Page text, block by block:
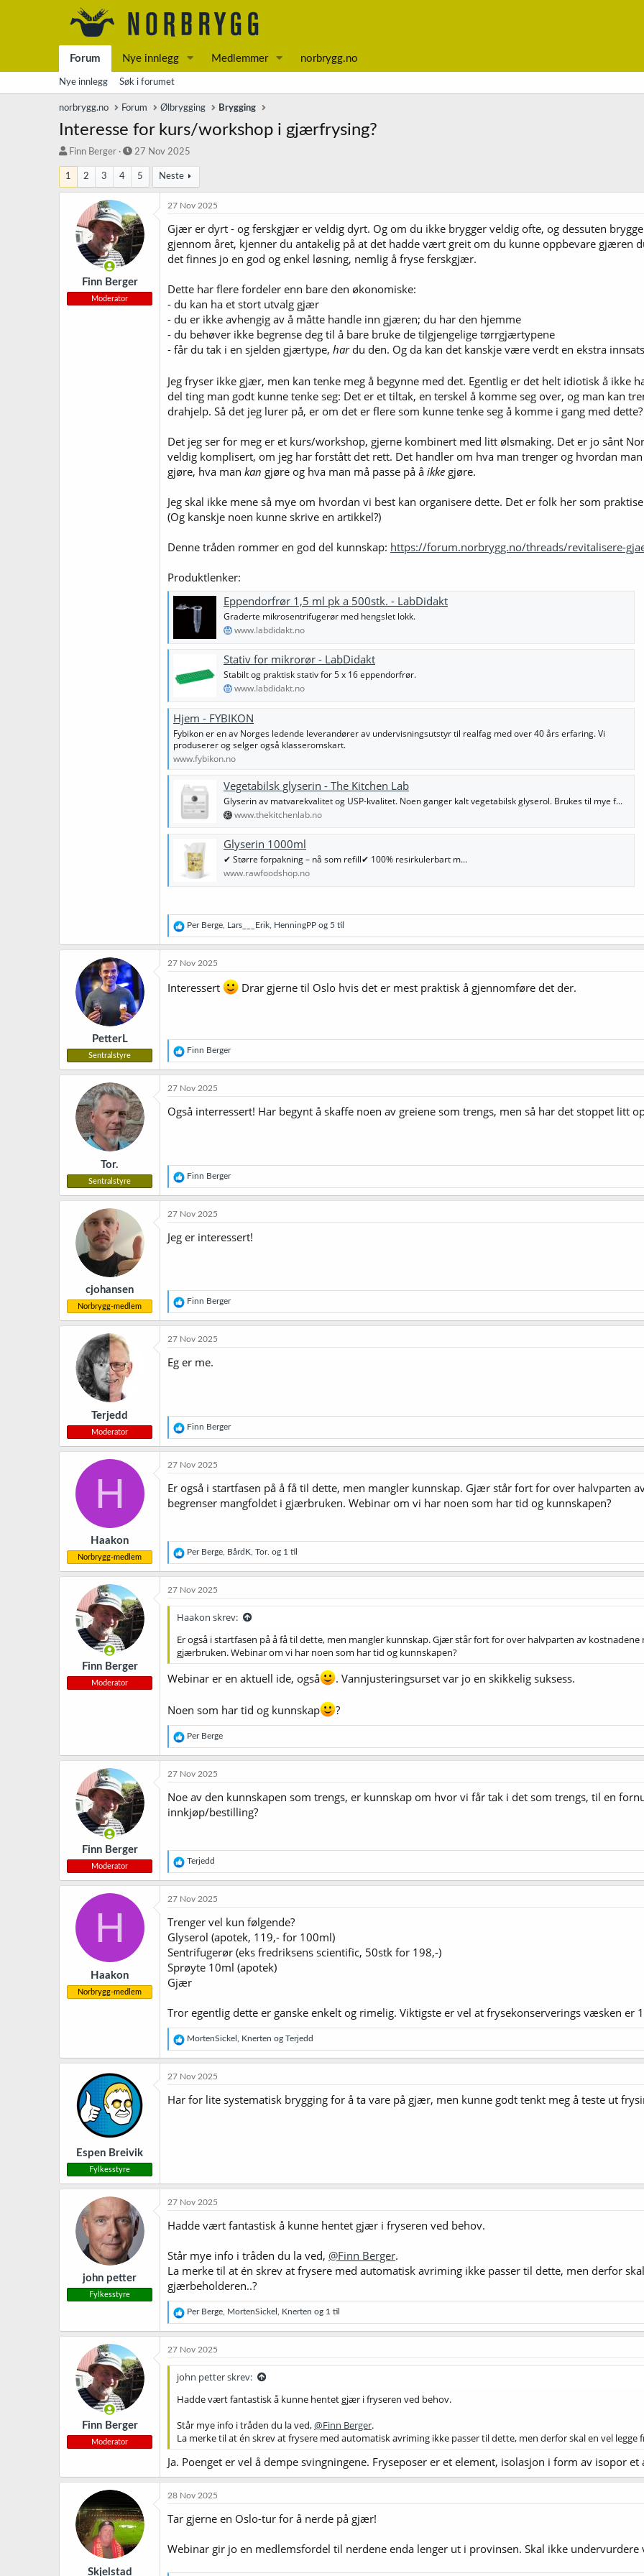
Forum Nye innlegg Medlemmer norbrygg.no
Nye innlegg Søk i forumet
norbrygg.no Forum Ølbrygging Brygging
Interesse for kurs/workshop i gjærfrysing?
T
r
å
d
Finn Berger
S
r
d
a
t
o
27 Nov 2025
1 2 3 4 5 Neste
Finn Berger
Moderator
27 Nov 2025
Gjær er dyrt - og ferskgjær er veldig dyrt. Og om du ikke brygger veldig ofte, og dessuten
gjennom året, kjenner du antakelig på at det hadde vært greit om du kunne oppbevare gjæren
det finnes jo en god og enkel løsning, nemlig å fryse ferskgjær.
Dette har flere fordeler enn bare den økonomiske:
- du kan ha et stort utvalg gjær
- du er ikke avhengig av å måtte handle inn gjæren; du har den hjemme
- du behøver ikke begrense deg til å bare bruke de tilgjengelige tørrgjærtypene
- får du tak i en sjelden gjærtype, har du den. Og da kan det kanskje være verdt en ekstra
Jeg fryser ikke gjær, men kan tenke meg å begynne med det. Egentlig er det helt idiotisk å ikke
del ting man godt kunne tenke seg: Det er et tiltak, en terskel å komme seg over, og man kan
drahjelp. Så det jeg lurer på, er om det er flere som kunne tenke seg å komme i gang med dette?
Det jeg ser for meg er et kurs/workshop, gjerne kombinert med litt ølsmaking. Det er jo sånt
veldig komplisert, om jeg har forstått det rett. Det handler om hva man trenger og hvordan
gjøre, hva man kan gjøre og hva man må passe på å ikke gjøre.
Jeg skal ikke mene så mye om hvordan vi best kan organisere dette. Det er folk her som
(Og kanskje noen kunne skrive en artikkel?)
Denne tråden rommer en god del kunnskap: https://forum.norbrygg.no/threads/revitalisere-
Produktlenker:
Eppendorfrør 1,5 ml pk a 500stk. - LabDidakt
Graderte mikrosentrifugerør med hengslet lokk.
www.labdidakt.no
Stativ for mikrorør - LabDidakt
Stabilt og praktisk stativ for 5 x 16 eppendorfrør.
www.labdidakt.no
Hjem - FYBIKON
Fybikon er en av Norges ledende leverandører av undervisningsutstyr til realfag med over 40 års erfaring. Vi
produserer og selger også klasseromskart.
www.fybikon.no
Vegetabilsk glyserin - The Kitchen Lab
Glyserin av matvarekvalitet og USP-kvalitet. Noen ganger kalt vegetabilsk glyserol. Brukes til mye f...
www.thekitchenlab.no
Glyserin 1000ml
✔ Større forpakning – nå som refill✔ 100% resirkulerbart m...
www.rawfoodshop.no
R
e
a
o
:
Per Berge Lars___Erik HenningPP og 5 til
PetterL
Sentralstyre
27 Nov 2025
Interessert Drar gjerne til Oslo hvis det er mest praktisk å gjennomføre det der.
R
e
a
:
Finn Berger
Tor.
Sentralstyre
27 Nov 2025
Også interressert! Har begynt å skaffe noen av greiene som trengs, men så har det stoppet litt
R
e
a
o
:
Finn Berger
cjohansen
Norbrygg-medlem
27 Nov 2025
Jeg er interessert!
R
e
a
:
Finn Berger
Terjedd
Moderator
27 Nov 2025
Eg er me.
R
e
a
o
n
:
Finn Berger
H
Haakon
Norbrygg-medlem
27 Nov 2025
Er også i startfasen på å få til dette, men mangler kunnskap. Gjær står fort for over halvparten
begrenser mangfoldet i gjærbruken. Webinar om vi har noen som har tid og kunnskapen?
R
e
a
j
o
e
r
Per Berge BårdK Tor. og 1 til
Finn Berger
Moderator
27 Nov 2025
Haakon skrev:
Er også i startfasen på å få til dette, men mangler kunnskap. Gjær står fort for over halvparten av
gjærbruken. Webinar om vi har noen som har tid og kunnskapen?
Webinar er en aktuell ide, også . Vannjusteringsurset var jo en skikkelig suksess.
Noen som har tid og kunnskap ?
R
e
a
o
n
:
Per Berge
Finn Berger
Moderator
27 Nov 2025
Noe av den kunnskapen som trengs, er kunnskap om hvor vi får tak i det som trengs, til en
innkjøp/bestilling?
R
e
a
o
n
e
Terjedd
H
Haakon
Norbrygg-medlem
27 Nov 2025
Trenger vel kun følgende?
Glyserol (apotek, 119,- for 100ml)
Sentrifugerør (eks fredriksens scientific, 50stk for 198,-)
Sprøyte 10ml (apotek)
Gjær
Tror egentlig dette er ganske enkelt og rimelig. Viktigste er vel at frysekonserverings væsken er
R
e
a
MortenSickel Knerten og Terjedd
Espen Breivik
Fylkesstyre
27 Nov 2025
Har for lite systematisk brygging for å ta vare på gjær, men kunne godt tenkt meg å teste ut
john petter
Fylkesstyre
27 Nov 2025
Hadde vært fantastisk å kunne hentet gjær i fryseren ved behov.
Står mye info i tråden du la ved, @Finn Berger.
La merke til at én skrev at frysere med automatisk avriming ikke passer til dette, men derfor
gjærbeholderen..?
R
e
a
j
o
e
:
Per Berge MortenSickel Knerten og 1 til
Finn Berger
Moderator
27 Nov 2025
john petter skrev:
Hadde vært fantastisk å kunne hentet gjær i fryseren ved behov.
Står mye info i tråden du la ved,@Finn Berger.
La merke til at én skrev at frysere med automatisk avriming ikke passer til dette, men derfor skal en vel
Ja. Poenget er vel å dempe svingningene. Fryseposer er et element, isolasjon i form av isopor et
Skjelstad
28 Nov 2025
Tar gjerne en Oslo-tur for å nerde på gjær!
Webinar gir jo en medlemsfordel til nerdene enda lenger ut i provinsen. Skal ikke undervurdere